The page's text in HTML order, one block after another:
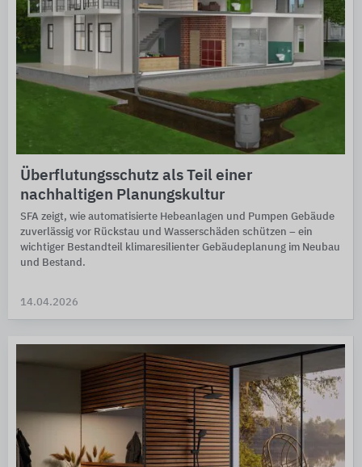
Überflutungsschutz als Teil einer
nachhaltigen Planungskultur
SFA zeigt, wie automatisierte Hebeanlagen und Pumpen Gebäude
zuverlässig vor Rückstau und Wasserschäden schützen – ein
wichtiger Bestandteil klimaresilienter Gebäudeplanung im Neubau
und Bestand.
14.04.2026